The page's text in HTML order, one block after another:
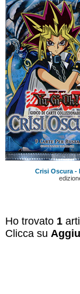
Crisi Oscura -
Ho trovato 1
Clicca su